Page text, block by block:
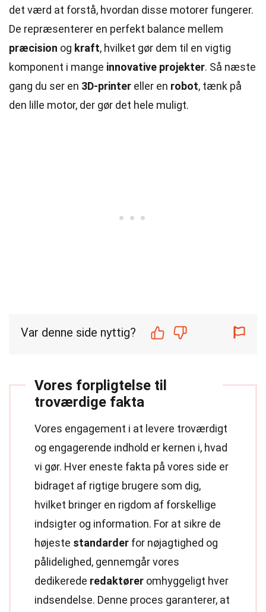
det værd at forstå, hvordan disse motorer fungerer.
De repræsenterer en perfekt balance mellem
præcision og kraft, hvilket gør dem til en vigtig
komponent i mange innovative projekter. Så næste
gang du ser en 3D-printer eller en robot, tænk på
den lille motor, der gør det hele muligt.
Var denne side nyttig?
Vores forpligtelse til
troværdige fakta
Vores engagement i at levere troværdigt
og engagerende indhold er kernen i, hvad
vi gør. Hver eneste fakta på vores side er
bidraget af rigtige brugere som dig,
hvilket bringer en rigdom af forskellige
indsigter og information. For at sikre de
højeste standarder for nøjagtighed og
pålidelighed, gennemgår vores
dedikerede redaktører omhyggeligt hver
indsendelse. Denne proces garanterer, at